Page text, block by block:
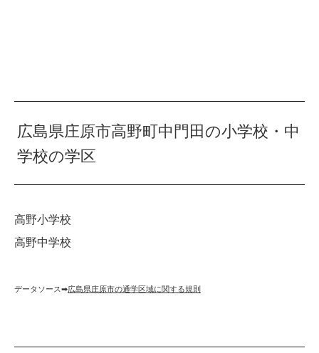
広島県庄原市高野町中門田の小学校・中
学校の学区
高野小学校
高野中学校
データソース➡︎広島県庄原市の通学区域に関する規則